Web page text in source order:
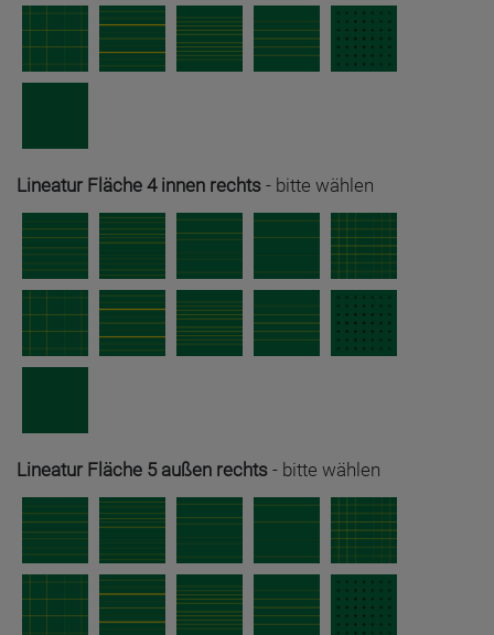
Lineatur Fläche 4 innen rechts - bitte wählen
Lineatur Fläche 5 außen rechts - bitte wählen